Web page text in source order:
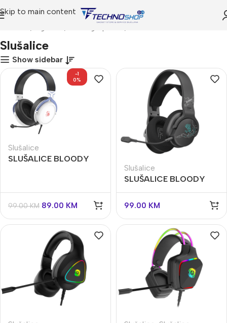
Skip to main content
Slušalice
Show sidebar
-1
0%
Slušalice
SLUŠALICE BLOODY
99.00KM 89.00 KM
Slušalice
SLUŠALICE BLOODY
A4-GR370
99.00 KM